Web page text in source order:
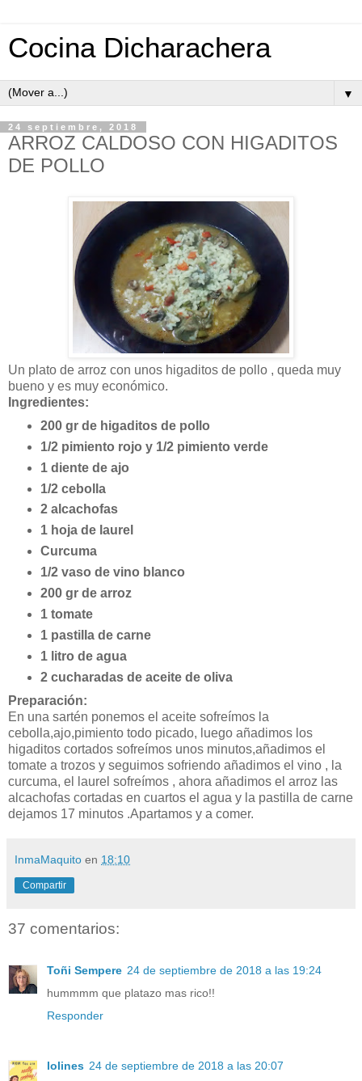
Cocina Dicharachera
▼
24 septiembre, 2018
ARROZ CALDOSO CON HIGADITOS
DE POLLO
Un plato de arroz con unos higaditos de pollo , queda muy
bueno y es muy económico.
Ingredientes:
200 gr de higaditos de pollo
1/2 pimiento rojo y 1/2 pimiento verde
1 diente de ajo
1/2 cebolla
2 alcachofas
1 hoja de laurel
Curcuma
1/2 vaso de vino blanco
200 gr de arroz
1 tomate
1 pastilla de carne
1 litro de agua
2 cucharadas de aceite de oliva
Preparación:
En una sartén ponemos el aceite sofreímos la
cebolla,ajo,pimiento todo picado, luego añadimos los
higaditos cortados sofreímos unos minutos,añadimos el
tomate a trozos y seguimos sofriendo añadimos el vino , la
curcuma, el laurel sofreímos , ahora añadimos el arroz las
alcachofas cortadas en cuartos el agua y la pastilla de carne
dejamos 17 minutos .Apartamos y a comer.
InmaMaquito en 18:10
Compartir
37 comentarios:
Toñi Sempere 24 de septiembre de 2018 a las 19:24
hummmm que platazo mas rico!!
Responder
lolines 24 de septiembre de 2018 a las 20:07